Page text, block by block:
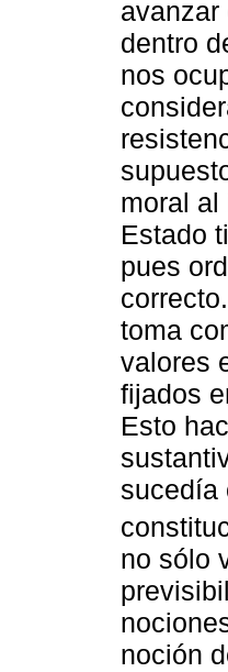
avanzar
dentro
nos
moral al
Estado
pues
toma
valores
fijados
Esto
sucedía
no sólo
noción